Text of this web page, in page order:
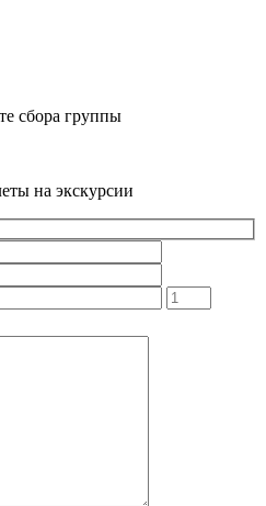
сбора группы
на экскурсии